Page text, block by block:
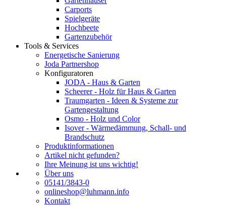
Carports
Spielgeräte
Hochbeete
Gartenzubehör
Tools & Services
Energetische Sanierung
Joda Partnershop
Konfiguratoren
JODA - Haus & Garten
Scheerer - Holz für Haus & Garten
Traumgarten - Ideen & Systeme zur
Gartengestaltung
Osmo - Holz und Color
Isover - Wärmedämmung, Schall- und
Brandschutz
Produktinformationen
Artikel nicht gefunden?
Ihre Meinung ist uns wichtig!
Über uns
05141/3843-0
onlineshop@luhmann.info
Kontakt